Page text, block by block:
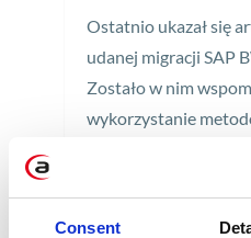
Consent
Ostatnio ukazał się
udanej migracji SAP
Zostało w nim
wykorzystanie
etapie analizy i
jedyny możliwy